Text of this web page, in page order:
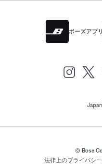
ボーズアプリ
Japan
© Bose
法律上のプライバシ